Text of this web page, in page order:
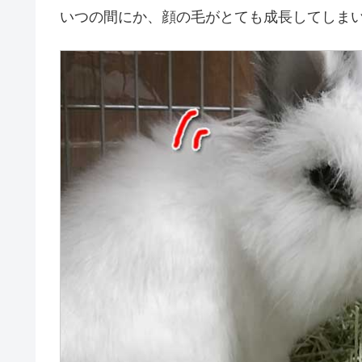
いつの間にか、顔の毛がとても成長してしま